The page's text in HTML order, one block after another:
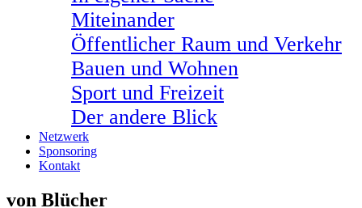
Miteinander
Öffentlicher Raum und Verkehr
Bauen und Wohnen
Sport und Freizeit
Der andere Blick
Netzwerk
Sponsoring
Kontakt
von Blücher